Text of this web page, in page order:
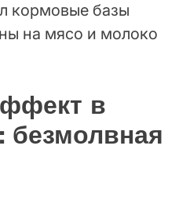
кормовые базы
на мясо и молоко
в
безмолвная